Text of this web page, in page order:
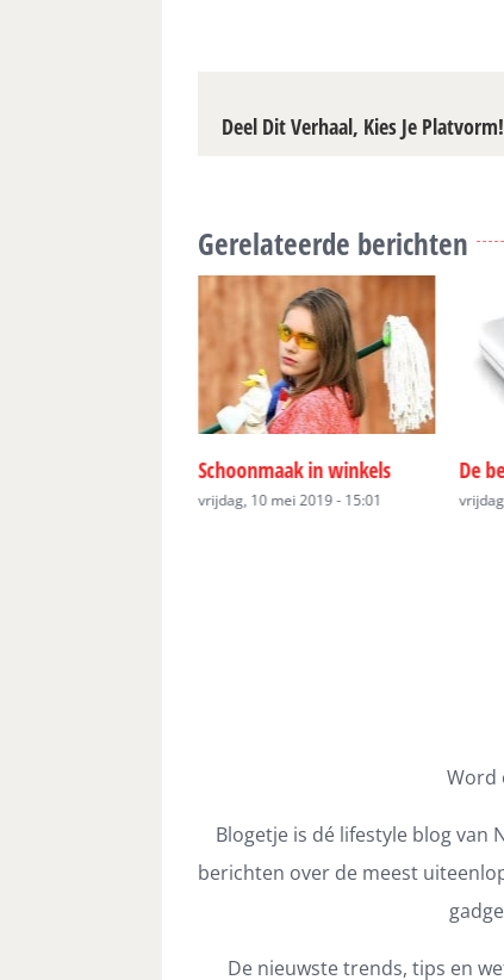
Deel Dit Verhaal, Kies Je Platvorm!
Gerelateerde berichten
De bedrijfshulpverlener
vrijdag, 10 mei 2019 - 15:01
Word
Blogetje is dé lifestyle blog
berichten over de meest
De nieuwste trends, tips en